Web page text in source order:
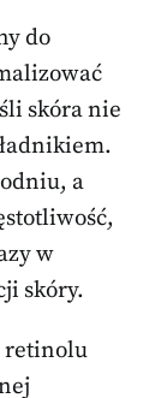
do
skóra nie
a
w
skóry.
retinolu